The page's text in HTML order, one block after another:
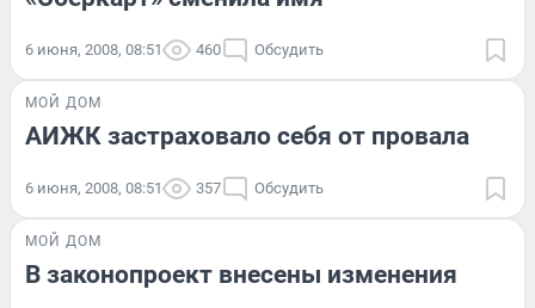
6 июня, 2008, 08:51 460 Обсудить
МОЙ ДОМ
АИЖК застраховало себя от провала
6 июня, 2008, 08:51 357 Обсудить
МОЙ ДОМ
В законопроект внесены изменения